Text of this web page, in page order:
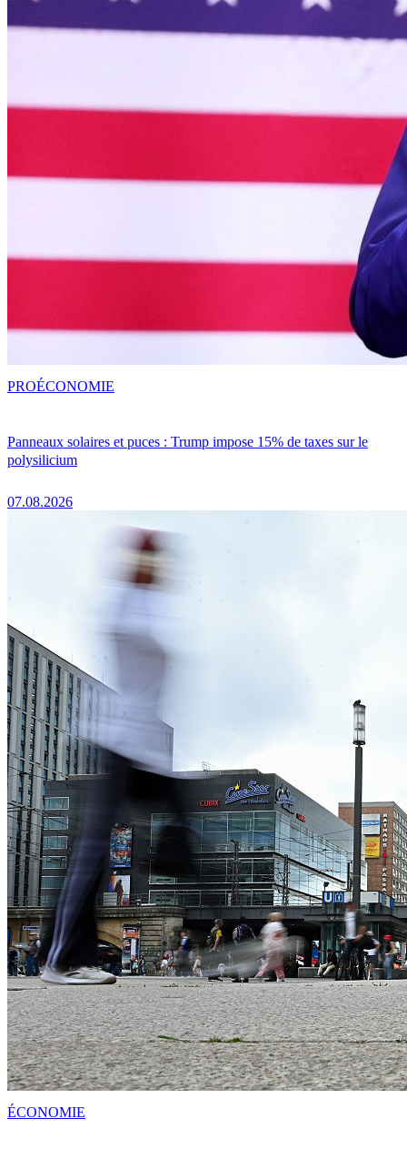
Panneaux solaires et puces : Trump impose 15% de taxes sur le
polysilicium
07.08.2026
PROÉCONOMIE
ÉCONOMIE